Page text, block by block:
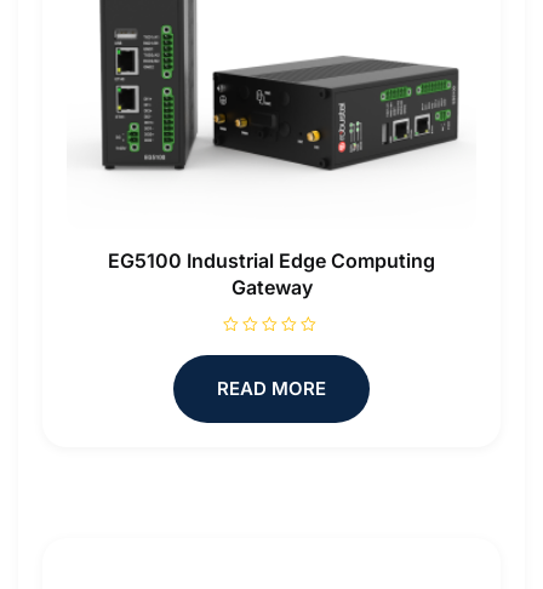
EG5100 Industrial Edge Computing
Gateway
e
READ MORE